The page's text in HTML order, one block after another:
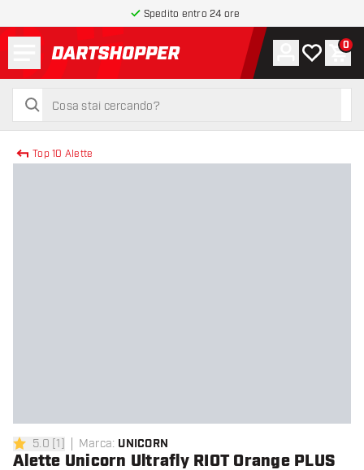
Spedito entro 24 ore
torna alla home page
cerca
cerca
Account
La mia0
Top 10 Alette
5 stelle di valutazione
5.0 [1] Marca: UNICORN
Alette Unicorn Ultrafly RIOT Orange PLUS